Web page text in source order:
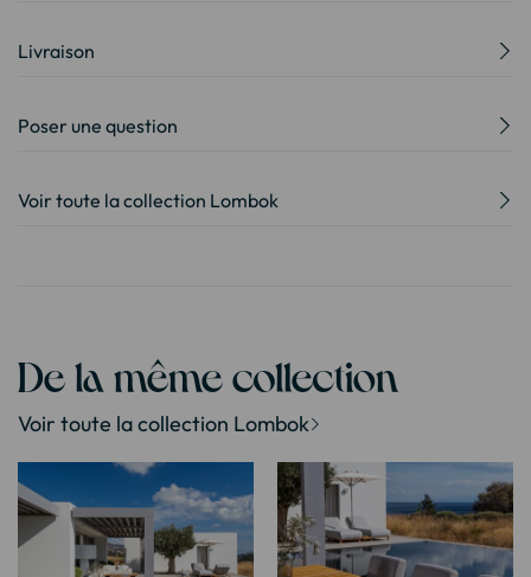
Livraison
Poser une question
Voir toute la collection Lombok
De la même collection
Voir toute la collection Lombok